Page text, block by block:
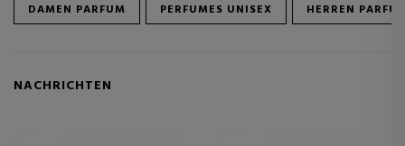
DAMEN PARFUM PERFUMES UNISEX HERREN
NACHRICHTEN